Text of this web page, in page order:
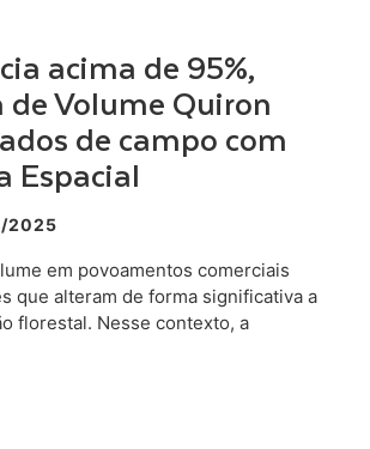
acima de 95%,
Volume Quiron
de campo com
Espacial
2025
em povoamentos comerciais
que alteram de forma significativa a
florestal. Nesse contexto, a